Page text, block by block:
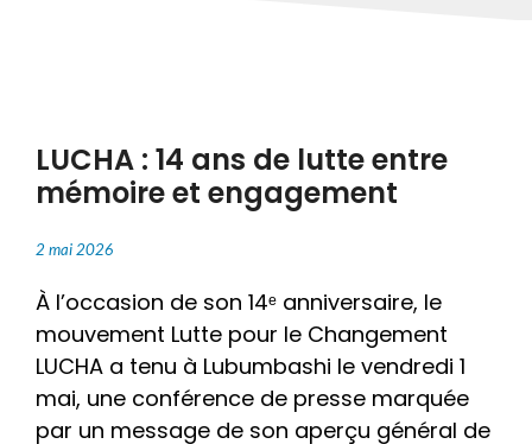
LUCHA : 14 ans de lutte entre
mémoire et engagement
2 mai 2026
À l’occasion de son 14ᵉ anniversaire, le
mouvement Lutte pour le Changement
LUCHA a tenu à Lubumbashi le vendredi 1
mai, une conférence de presse marquée
par un message de son aperçu général de